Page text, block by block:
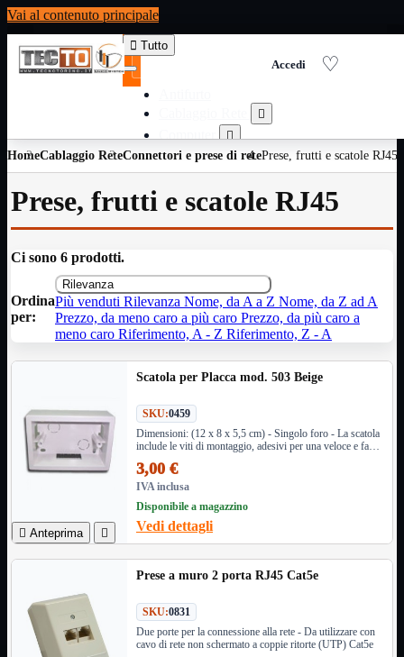
Vai al contenuto principale
 Tutto


Consumabili per stampanti 
Domotica
Elettricita 
Servizi 
Telefoni 
DomoticaMostra tutti i prodotti
InformaticaMostra tutti i prodotti
Accessori 
Adattatore
Alimentatori
Assemblaggio
Audio
Bay
Box Esterni
Cavi
Contenitori 
HomeCablaggio ReteConnettori e prese di retePrese, frutti e scatole RJ45
Prese, frutti e scatole RJ45
Ci sono 6 prodotti.
Ordina
per:
Rilevanza
Più venduti Rilevanza Nome, da A a Z Nome, da Z ad A
Prezzo, da meno caro a più caro Prezzo, da più caro a
meno caro Riferimento, A - Z Riferimento, Z - A
 Anteprima 
Scatola per Placca mod. 503 Beige
SKU:0459
Dimensioni: (12 x 8 x 5,5 cm) - Singolo foro - La scatola
include le viti di montaggio, adesivi per una veloce e facile
3,00 €
IVA inclusa
Disponibile a magazzino
Vedi dettagli
Prese a muro 2 porta RJ45 Cat5e
SKU:0831
Due porte per la connessione alla rete - Da utilizzare con
cavo di rete non schermato a coppie ritorte (UTP) Cat5e